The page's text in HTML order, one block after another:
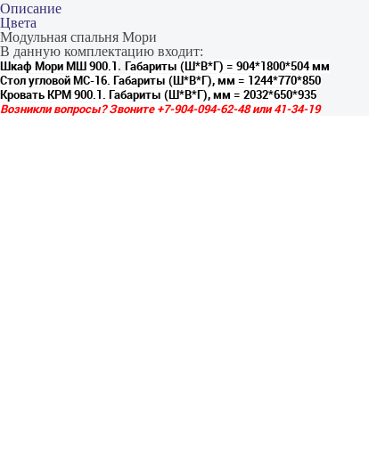
Описание
Цвета
Модульная спальня Мори
В данную комплектацию входит:
Шкаф Мори МШ 900.1 . Габариты (Ш*В*Г) = 904*1800*504 мм
Стол угловой МС-16. Габариты (Ш*В*Г), мм = 1244*770*850
Кровать КРМ 900.1 . Габариты (Ш*В*Г), мм = 2032*650*935
Возникли вопросы? Звоните +7-904-094-62-48 или 41-34-19